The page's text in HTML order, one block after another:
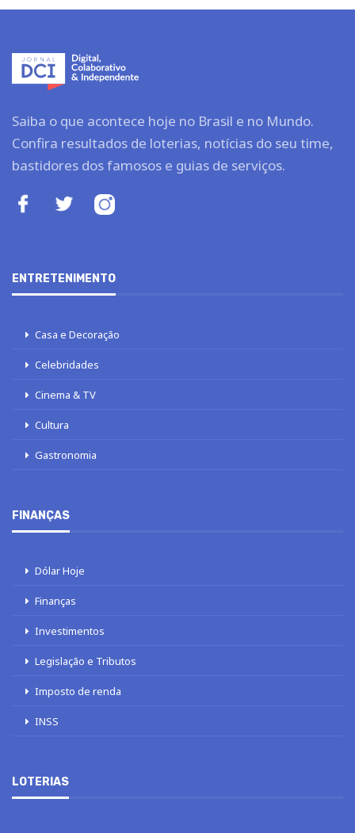
Saiba o que acontece hoje no Brasil e no Mundo.
Confira resultados de loterias, notícias do seu time,
bastidores dos famosos e guias de serviços.
ENTRETENIMENTO
Casa e Decoração
Celebridades
Cinema & TV
Cultura
Gastronomia
FINANÇAS
Dólar Hoje
Finanças
Investimentos
Legislação e Tributos
Imposto de renda
INSS
LOTERIAS